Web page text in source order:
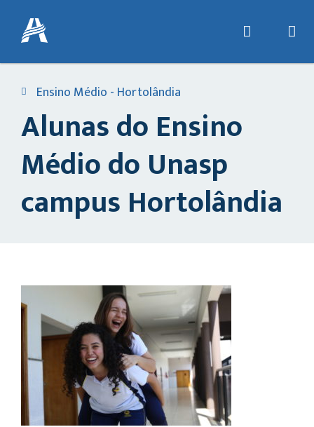
Ensino Médio - Hortolândia
Alunas do Ensino
Médio do Unasp
campus Hortolândia